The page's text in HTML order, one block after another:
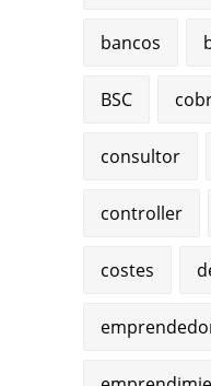
bancos
BSC
consultor
controller
costes